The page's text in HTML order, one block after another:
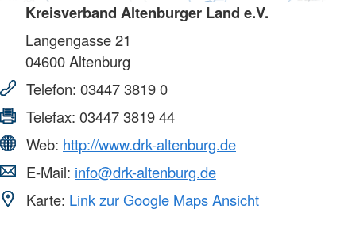
Kreisverband Altenburger Land e.V.
Langengasse 21
04600Altenburg
Telefon: 03447 3819 0
Telefax: 03447 3819 44
Web: http://www.drk-altenburg.de
E-Mail: info@drk-altenburg.de
Karte: Link zur Google Maps Ansicht